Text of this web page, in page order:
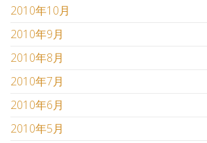
2010年10月
2010年9月
2010年8月
2010年7月
2010年6月
2010年5月